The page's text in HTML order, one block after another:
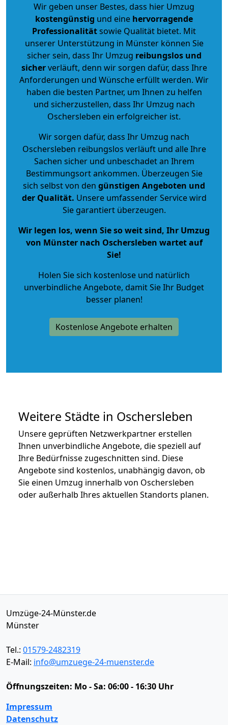
Wir geben unser Bestes, dass hier Umzug
kostengünstig und eine hervorragende
Professionalitätsowie Qualität bietet. Mit
unserer Unterstützung in Münster können Sie
sicher sein, dass Ihr Umzug reibungslos und
sicherverläuft, denn wir sorgen dafür, dass Ihre
Anforderungen und Wünsche erfüllt werden. Wir
haben die besten Partner, um Ihnen zu helfen
und sicherzustellen, dass Ihr Umzug nach
Oschersleben ein erfolgreicher ist.
Wir sorgen dafür, dass Ihr Umzug nach
Oschersleben reibungslos verläuft und alle Ihre
Sachen sicher und unbeschadet an Ihrem
Bestimmungsort ankommen. Überzeugen Sie
sich selbst von den günstigen Angeboten und
der Qualität. Unsere umfassender Service wird
Sie garantiert überzeugen.
Wir legen los, wenn Sie so weit sind, Ihr Umzug
von Münster nach Oschersleben wartet auf
Sie!
Holen Sie sich kostenlose und natürlich
unverbindliche Angebote, damit Sie Ihr Budget
besser planen!
Kostenlose Angebote erhalten
Weitere Städte in Oschersleben
Unsere geprüften Netzwerkpartner erstellen
Ihnen unverbindliche Angebote, die speziell auf
Ihre Bedürfnisse zugeschnitten sind. Diese
Angebote sind kostenlos, unabhängig davon, ob
Sie einen Umzug innerhalb von Oschersleben
oder außerhalb Ihres aktuellen Standorts planen.
Umzüge-24-Münster.de
Münster
Tel.: 01579-2482319
E-Mail: info@umzuege-24-muenster.de
Öffnungszeiten: Mo - Sa: 06:00 - 16:30 Uhr
Impressum
Datenschutz